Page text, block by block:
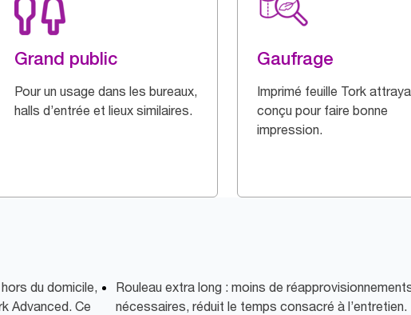
Grand public
Pour un usage dans les bureaux,
halls d’entrée et lieux similaires.
Gaufrage
Imprimé feuille Tork
conçu pour faire bonne
impression.
du domicile,
Advanced. Ce
Rouleau extra long : moins de
nécessaires, réduit le temps consacré à l’entretien.